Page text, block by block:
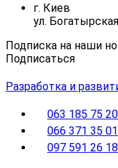
г. Киев
ул.
Подписка на наши
Подписаться
Разработка и
063 185 75 20
066 371 35 01
097 591 26 18